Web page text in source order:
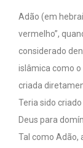
Adão (em
vermelho”,
considerado
islâmica como
criada
Teria sido
Deus para
Tal como Adão,